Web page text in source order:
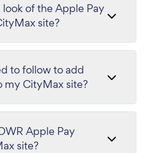
of the Apple Pay
site?
to follow to add
my CityMax site?
Apple Pay
site?